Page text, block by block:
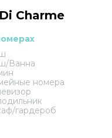
Charme
Ванна
номера
гардероб